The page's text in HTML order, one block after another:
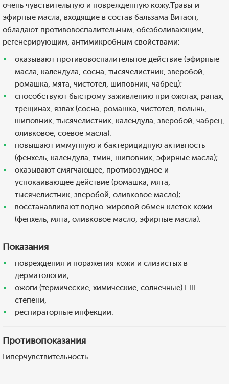
очень чувствительную и поврежденную кожу.Травы и
эфирные масла, входящие в состав бальзама Витаон,
обладают противовоспалительным, обезболивающим,
регенерирующим, антимикробным свойствами:
оказывают противовоспалительное действие (эфирные
масла, календула, сосна, тысячелистник, зверобой,
ромашка, мята, чистотел, шиповник, чабрец);
способствуют быстрому заживлению при ожогах, ранах,
трещинах, язвах (сосна, ромашка, чистотел, полынь,
шиповник, тысячелистник, календула, зверобой, чабрец,
оливковое, соевое масла);
повышают иммунную и бактерицидную активность
(фенхель, календула, тмин, шиповник, эфирные масла);
оказывают смягчающее, противозудное и
успокаивающее действие (ромашка, мята,
тысячелистник, зверобой, оливковое масло);
восстанавливают водно-жировой обмен клеток кожи
(фенхель, мята, оливковое масло, эфирные масла).
Показания
повреждения и поражения кожи и слизистых в
дерматологии;
ожоги (термические, химические, солнечные) I-III
степени,
респираторные инфекции.
Противопоказания
Гиперчувствительность.